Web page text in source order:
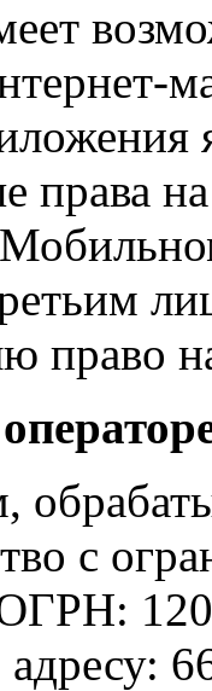
права
право
с